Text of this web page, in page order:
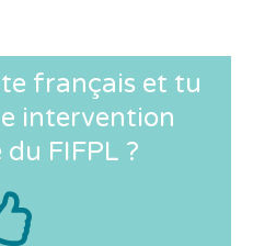
français et tu
intervention
FIFPL ?